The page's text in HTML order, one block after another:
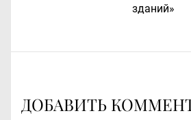
зданий»
ДОБАВИТЬ